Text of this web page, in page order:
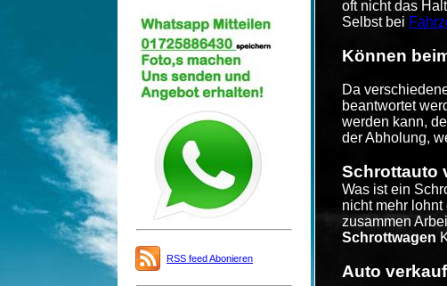
RSS feed Abonieren
oft nicht das
Selbst bei
Können
Da
beantwortet
werden kann,
der Abholung,
Schrottauto
Was ist ein
nicht mehr
zusammen
Schrottwagen
Auto